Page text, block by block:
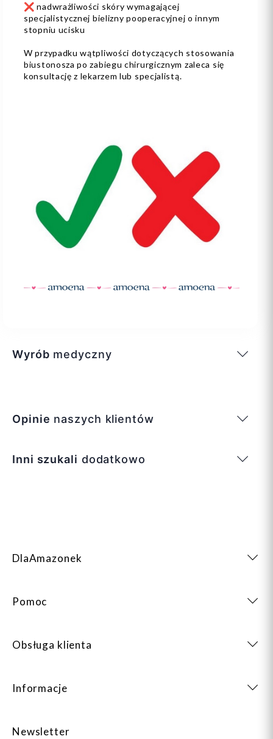
❌ nadwrażliwości skóry wymagającej
specjalistycznej bielizny pooperacyjnej o innym
stopniu ucisku
W przypadku wątpliwości dotyczących stosowania
biustonosza po zabiegu chirurgicznym zaleca się
konsultację z lekarzem lub specjalistą.
Wyrób medyczny
Opinie naszych klientów
Inni szukali dodatkowo
DlaAmazonek
Pomoc
Obsługa klienta
Informacje
Newsletter